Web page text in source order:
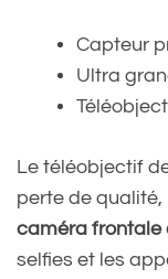
Capteur
Ultra
Le téléobjectif
perte de qualité,
caméra frontale
selfies et les